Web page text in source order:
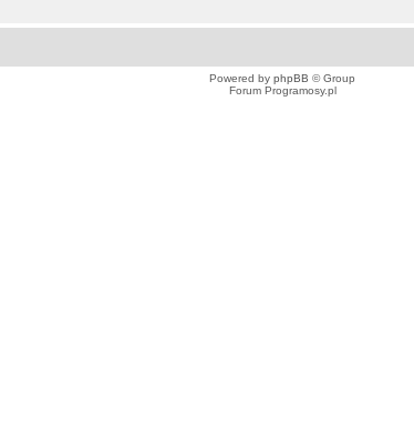
Powered by phpBB © Group
Forum Programosy.pl